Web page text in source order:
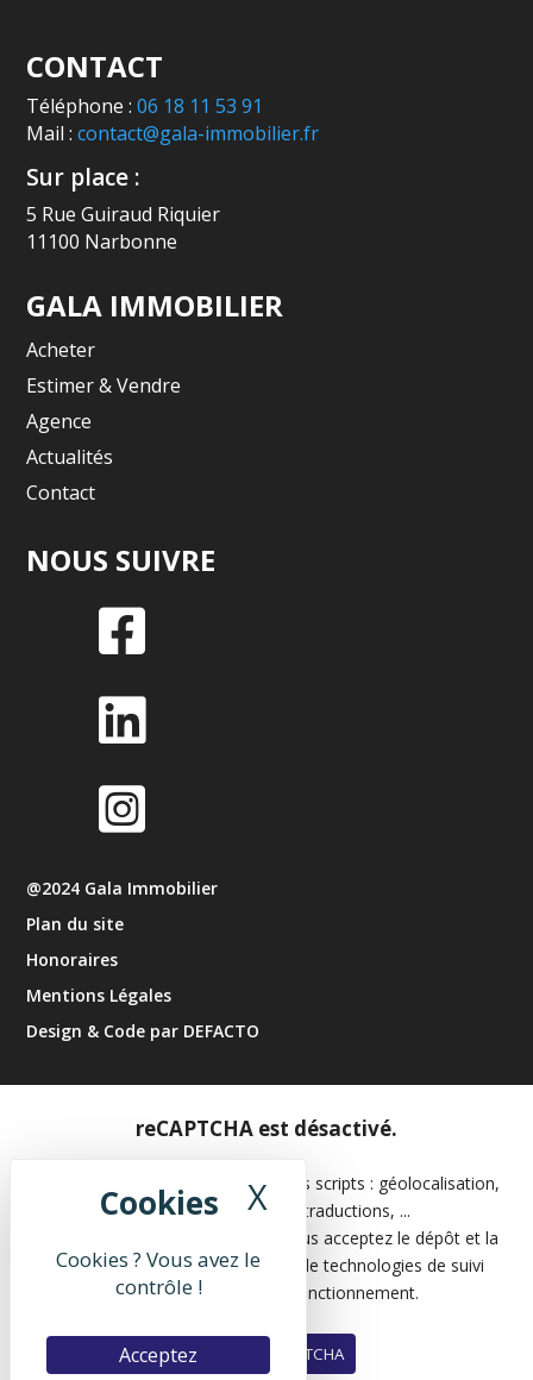
Cookies ? Vous avez le
contrôle !
Acceptez
X Masquer le
CONTACT
Téléphone :06 18 11 53 91
Mail :contact@gala-immobilier.fr
Sur place :
5 Rue Guiraud Riquier
11100 Narbonne
GALA IMMOBILIER
Acheter
Estimer & Vendre
Agence
Actualités
Contact
NOUS SUIVRE



@2024 Gala Immobilier
Plan du site
Honoraires
Mentions Légales
Design & Code par DEFACTO
reCAPTCHA est désactivé.
Les APIs permettent de charger des scripts : géolocalisation,
moteurs de recherche, traductions, ...
En autorisant ces services tiers, vous acceptez le dépôt et la
lecture de cookies et l'utilisation de technologies de suivi
nécessaires à leur bon fonctionnement.
Autoriser reCAPTCHA